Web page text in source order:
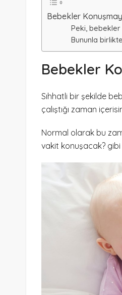
Bebekler
Peki,
Bununla
Bebekler
Sıhhatli bir şekilde
çalıştığı zaman
Normal olarak bu
vakit konuşacak? gibi